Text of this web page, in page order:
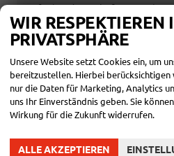
Isofix (Kindersitzbefestigung),
Beifahrersitz
Sitze: Lordosenstütze
Sitze: Verstellbarkeit
Elektrisch verstellbarer
Fahrersitz
Assistenzsysteme
WIR RESPEKTIEREN
PRIVATSPHÄRE
Unsere Website setzt Cookies ein, um
bereitzustellen. Hierbei
nur die Daten für Marketing, Analytics
uns Ihr Einverständnis geben. Sie
Wirkung für die Zukunft widerrufen.
ALLE AKZEPTIEREN